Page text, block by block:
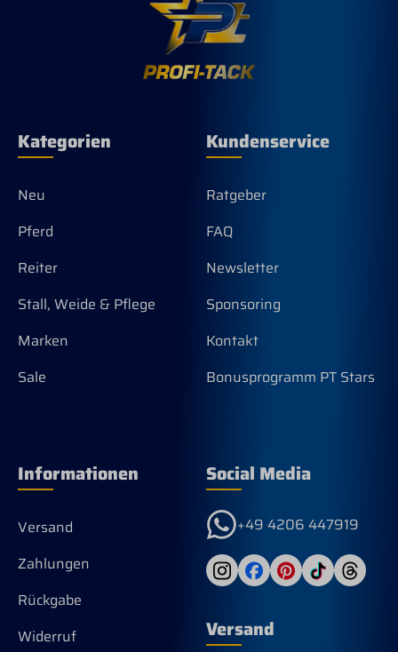
Kategorien
Neu
Pferd
Reiter
Stall, Weide & Pflege
Marken
Sale
Kundenservice
Ratgeber
FAQ
Newsletter
Sponsoring
Kontakt
Bonusprogramm PT Stars
Informationen
Versand
Zahlungen
Rückgabe
Widerruf
Social Media
+49 4206 447919
Versand